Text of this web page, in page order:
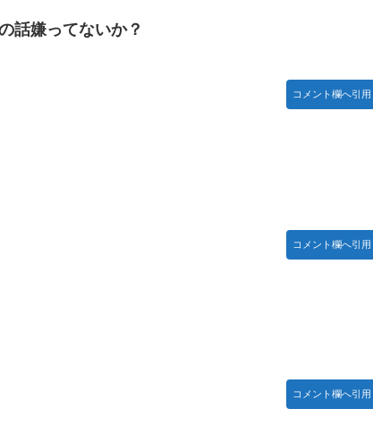
「マッサージ効果は間違いないねｗ」「これが本当のベッドサ
！！！【乃木坂46】
話嫌ってないか？
コメント欄へ引用
コメント欄へ引用
コメント欄へ引用